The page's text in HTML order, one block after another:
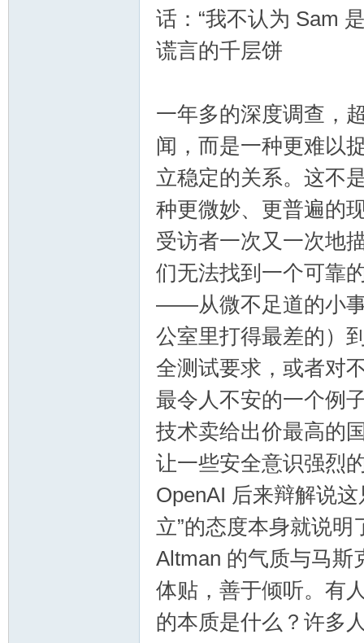
话：“我不认为 Sam
谎言的千层饼
一年多的深度调查，
闻，而是一种更难以
立稳定的关系。这不
种更微妙、更普遍的
受访者一次又一次地
们无法找到一个可靠
——从微不足道的小事
公室里打得最差的）
全测试要求，或者对
最令人不安的一个例
技术卖给出价最高的
让一些安全意识强烈
OpenAI 后来辩解说
立”的态度本身就说明
Altman 的气质与马斯
体贴，善于倾听。有
的本质是什么？许多